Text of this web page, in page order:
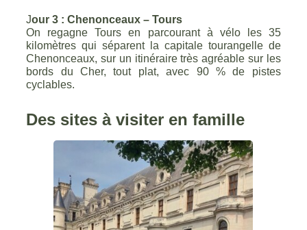
Jour 3 : Chenonceaux – Tours
On regagne Tours en parcourant à vélo les 35
kilomètres qui séparent la capitale tourangelle de
Chenonceaux, sur un itinéraire très agréable sur les
bords du Cher, tout plat, avec 90 % de pistes
cyclables.
Des sites à visiter en famille